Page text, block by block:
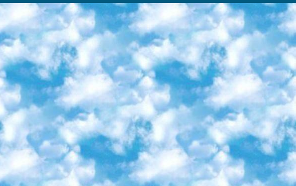
вроде Intel и Microsoft. Самостоятельное обучение бесплатное, но желающие могут оплатить услуги персональных наставников. 2. «Смартия» знакомит с актуальными профессиями и подсказывает, как им обучаться. Выбрав заинтересовавшую вас специальность — SMM-специалист, фотограф, веб-дизайнер или другую, — увидите список необходимых для неё умений. Чтобы вы могли освоить их самостоятельно, для каждого умения площадка отображает подборку ссылок на учебные материалы. Хотя «Смартия» ориентируется на русскоязычную аудиторию, часть контента всё же доступна только на английском. 3. «Лекторий Физтеха» Проект Московского физико-технического института (Физтеха). С его помощью вы можете смотреть онлайн серии лекций, записанные на видео в этом вузе. В числе доступных предметов — физика, биология, химия, информационные технологии и другие. К некоторым лекциям администрация ресурса прилагает готовые конспекты, которые можно скачивать в PDF-формате. 4. ITMOcourses Онлайн-площадка Санкт-Петербургского национального исследовательского университета информационных технологий, механики и оптики (ИТМО). Ресурс предоставляет свободный доступ к курсам, разработанным в этом вузе. Каталог материалов разбит на четыре категории: «Оптические системы и технологии», «Приборостроение и робототехника», «Информационные технологии» и «Биотехнологии». Курсы состоят из видеолекций, интерактивных демонстраций и заданий. 5. «КиберЛенинка» Электронная научная библиотека открытого доступа. Каталог площадки регулярно обрастает текстами статей из различных научных изданий. Сгруппированные по журналам и рубрикам публикации можно читать онлайн или скачивать целиком в PDF-формате. Проект нацелен на популяризацию науки за счёт открытого доступа к качественной информации. 6. «ПостНаука» На этом ресурсе публикуют подборки видеолекций, составленные экспертами из разных отраслей и объединённые общими темами. Среди них, к примеру, есть серии «Биоинформатика и геномика», «Культура средневековой Скандинавии» и Cinema Studies о теории кино. Каждая подборка лекций — логически связанная история, рассказанная экспертом от первого лица. Кроме того, на сайте появляются научно-образовательные статьи и тесты на разные темы. 7. «Newочём» Команда проекта «Newочём» отбирает самые интересные тексты из англоязычных СМИ и переводит те из них, за которые голосуют участники сообщества «ВКонтакте». По большей части это научно-популярные статьи. Редакторы придумывают лишь заголовки, в остальном содержание переводов соответствует оригиналам. Полные тексты можно читать прямо в социальной сети. 8. InternetUrok Онлайн-база материалов по основным дисциплинам школьной программы. Информация на сайте структурирована по классам, предметам и темам (урокам). Каждый урок состоит из видеолекций и конспектов. Есть также интерактивные тренажёры и тесты для закрепления пройденного материала. Даже если вы давно окончили школу, возможность повторить программу старших классов всегда может пригодиться. 9. Edutainme Ещё один ресурс об образовании. В отличие от Newtonew, как мне кажется, Edutainme больше ориентируется на представителей индустрии: педагогов, предпринимателей, разработчиков образовательных проектов. Но и любой, кто просто стремится к саморазвитию, найдёт на сайте много полезного и интересного для себя. Например, информацию о новых курсах и образовательных сервисах. 10. Newtonew Онлайн-медиа об образовании и обучении в широком смысле. Авторы Newtonew пишут об инструментах, заведениях, тактиках и стратегиях, которые помогают учить других и получать новые знания самостоятельно. На этой площадке вы найдёте новости, обзоры, аналитические мат